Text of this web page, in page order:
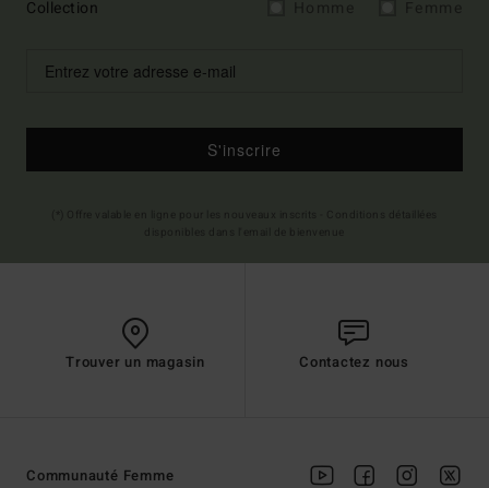
Collection
S'inscrire
Trouver un magasin Contactez nous
Communauté Femme